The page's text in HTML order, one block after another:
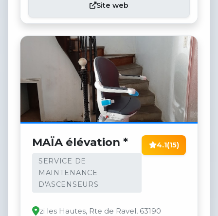
Site web
MAÏA élévation *
SERVICE DE
MAINTENANCE
D'ASCENSEURS
4.1(15)
zi les Hautes, Rte de Ravel, 63190